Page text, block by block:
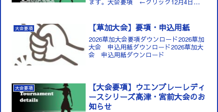
になります。皆...
大会要項 【草加大会】要項・申込用紙
2026草加大会要項ダウンロード2026草加
大会 申込用紙ダウンロード2026草加大
会 申込用紙ダウンロード
大会要項
【大会要項】ウエンブレーレディ
ースシリーズ高津・宮前大会のお
知らせ